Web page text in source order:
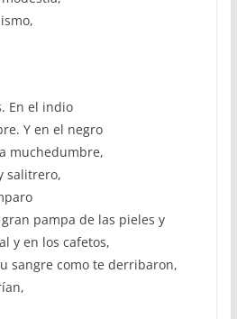
En el indio
Y en el negro
muchedumbre,
salitrero,
pampa de las pieles y
y en los cafetos,
sangre como te derribaron,